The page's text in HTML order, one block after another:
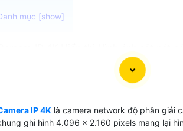
CMOS 8.0MP và khẩu độ nâng cấp
lên đến 0.0008lux, mang lại hình
ảnh luôn rõ ràng. Camera cũng hỗ
giúp tìm kiếm đối tượng nhanh
IP 4K là camera network độ phân giải
ghi hình 4.096 x 2.160 pixels mang lại